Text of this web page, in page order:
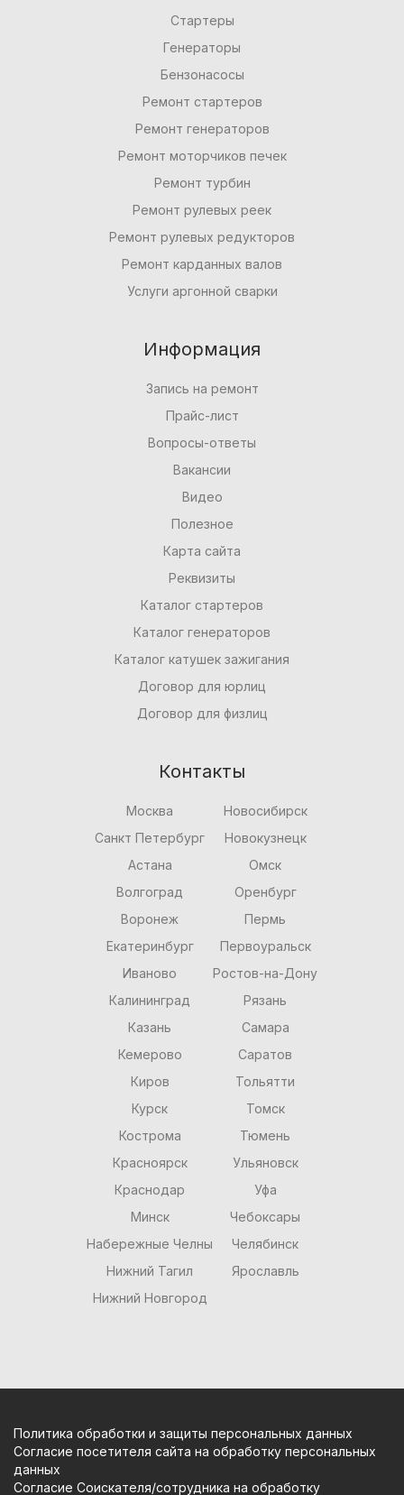
Стартеры
Генераторы
Бензонасосы
Ремонт стартеров
Ремонт генераторов
Ремонт моторчиков печек
Ремонт турбин
Ремонт рулевых реек
Ремонт рулевых редукторов
Ремонт карданных валов
Услуги аргонной сварки
Информация
Запись на ремонт
Прайс-лист
Вопросы-ответы
Вакансии
Видео
Полезное
Карта сайта
Реквизиты
Каталог стартеров
Каталог генераторов
Каталог катушек зажигания
Договор для юрлиц
Договор для физлиц
Контакты
Москва
Санкт Петербург
Астана
Волгоград
Воронеж
Екатеринбург
Иваново
Калининград
Казань
Кемерово
Киров
Курск
Кострома
Красноярск
Краснодар
Минск
Набережные Челны
Нижний Тагил
Нижний Новгород
Новосибирск
Новокузнецк
Омск
Оренбург
Пермь
Первоуральск
Ростов-на-Дону
Рязань
Самара
Саратов
Тольятти
Томск
Тюмень
Ульяновск
Уфа
Чебоксары
Челябинск
Ярославль
Политика обработки и защиты персональных данных
Согласие посетителя сайта на обработку персональных
данных
Согласие Соискателя/сотрудника на обработку